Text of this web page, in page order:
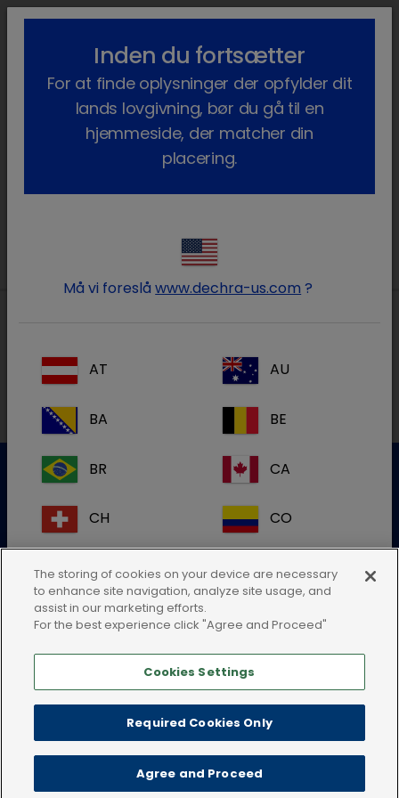
lock_outline search menu
Produkter
Væsketerapi
Lokal adresse i Danmark
Kundeservice
For mere information kontakt venligst vores kundeservice
Send en elektronisk forespørgsel
eller ring:76901122
Privacy policy Terms of use
Cookies
Inden du fortsætter
For at finde oplysninger der opfylder dit
lands lovgivning, bør du gå til en
hjemmeside, der matcher din
placering.
Må vi foreslåwww.dechra-us.com ?
AT AU
BA BE
BR CA
CH CO
CR DE
ES FI
IE
The storing of cookies on your device are necessary
to enhance site navigation, analyze site usage, and
assist in our marketing efforts.
For the best experience click "Agree and Proceed"
Cookies Settings
Required Cookies Only
Agree and Proceed